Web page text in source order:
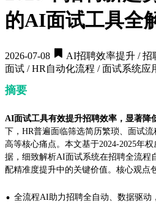
的AI面试工具全
2026-07-08
AI招聘效率提升 / 招
面试 / HR自动化流程 / 面试系统应
摘要
AI面试工具有效提升招聘效率，显著降
下，HR普遍面临筛选简历繁琐、面试
高等核心痛点。本文基于2024-2025年
据，细致解析AI面试系统在招聘全流程
配精准度提升中的关键价值。核心观点
· 全流程AI助力招聘全自动、数据驱动